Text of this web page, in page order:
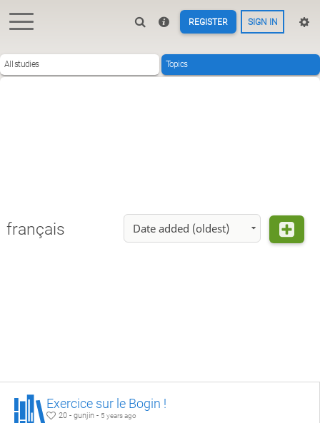
REGISTER SIGN IN
All studies Topics
français Date added (oldest)
Exercice sur le Bogin !
20 - gunjin - 5 years ago